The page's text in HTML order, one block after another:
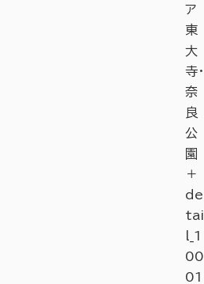
ア
東
大
寺・
奈
良
公
園
＋
de
tai
l_1
00
01